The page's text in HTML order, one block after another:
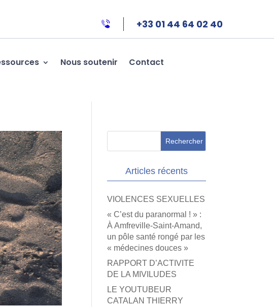
+33 01 44 64 02 40
Nous soutenir Contact
Articles récents
VIOLENCES SEXUELLES
« C’est du paranormal ! » :
À Amfreville-Saint-Amand,
un pôle santé rongé par les
« médecines douces »
RAPPORT D’ACTIVITE
DE LA MIVILUDES
LE YOUTUBEUR
CATALAN THIERRY